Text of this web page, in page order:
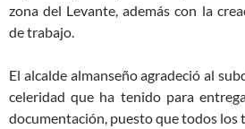
zona del Levante, además con la
de trabajo.
El alcalde almanseño agradeció al
celeridad que ha tenido para
documentación, puesto que todos